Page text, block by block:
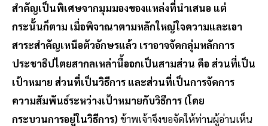
สำคัญเป็นพิเศษจากมุมมองของแหล่งที่นำเสนอ แต่
กระนั้นก็ตาม เมื่อพิจาณาตามหลักใหญ่ใจความและเอา
สาระสำคัญเหนือตัวอักษรแล้ว เราอาจจัดกลุ่มหลักการ
ประชาธิปไตยสากลเหล่านี้ออกเป็นสามส่วน คือ ส่วนที่เป็น
เป้าหมาย ส่วนที่เป็นวิธีการ และส่วนที่เป็นการจัดการ
ความสัมพันธ์ระหว่างเป้าหมายกับวิธีการ (โดย
กระบวนการอยู่ในวิธีการ) ข้าพเจ้าจึงขอจัดให้ท่านผู้อ่านเห็น